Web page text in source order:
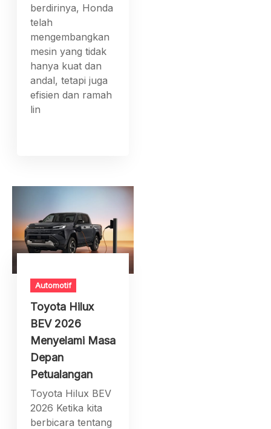
berdirinya, Honda
telah
mengembangkan
mesin yang tidak
hanya kuat dan
andal, tetapi juga
efisien dan ramah
lin
Automotif
Toyota Hilux
BEV 2026
Menyelami Masa
Depan
Petualangan
Toyota Hilux BEV
2026 Ketika kita
berbicara tentang